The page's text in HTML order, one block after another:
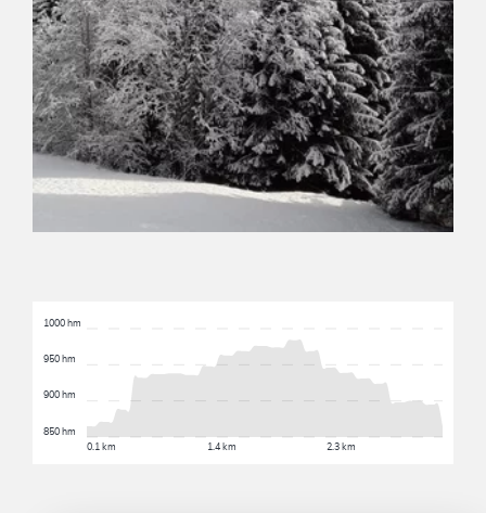
0.1 km 1.4 km 2.3 km
850 hm
900 hm
950 hm
1000 hm